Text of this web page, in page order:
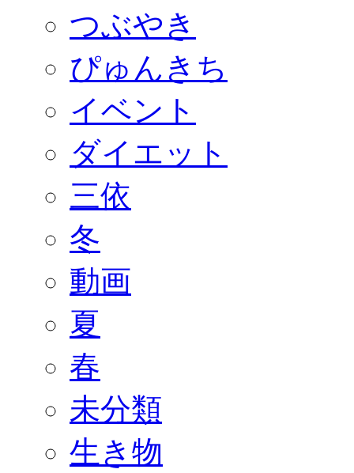
つぶやき
ぴゅんきち
イベント
ダイエット
三依
冬
動画
夏
春
未分類
生き物